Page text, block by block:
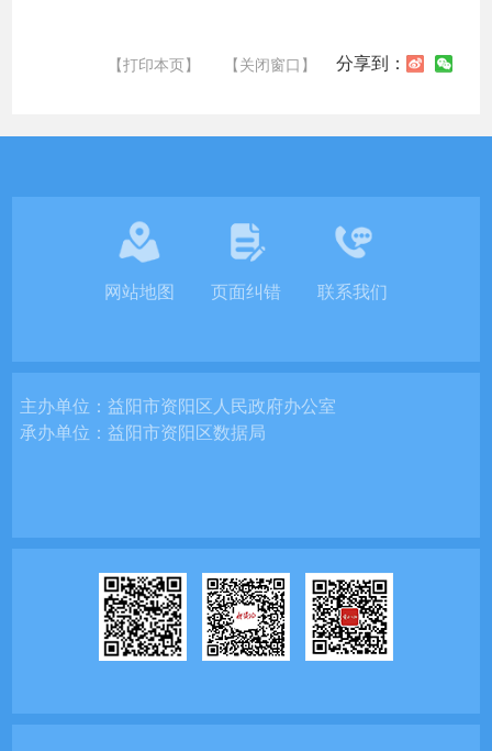
【打印本页】 【关闭窗口】 分享到：
网站地图 页面纠错 联系我们
主办单位：益阳市资阳区人民政府办公室
承办单位：益阳市资阳区数据局